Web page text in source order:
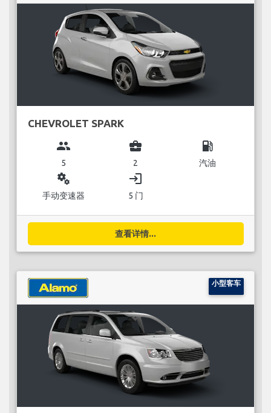
CHEVROLET SPARK
group
5
business_center
2
local_gas_station
汽油
miscellaneous_services
手动变速器
login
5 门
查看详情...
小型客车